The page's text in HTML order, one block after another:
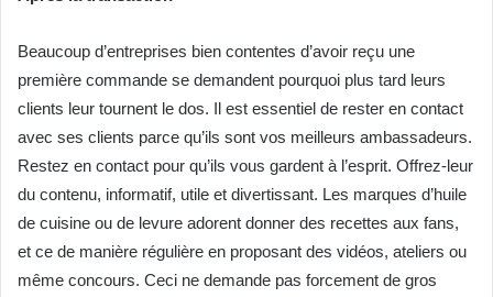
Beaucoup d’entreprises bien contentes d’avoir reçu une
première commande se demandent pourquoi plus tard leurs
clients leur tournent le dos. Il est essentiel de rester en contact
avec ses clients parce qu’ils sont vos meilleurs ambassadeurs.
Restez en contact pour qu’ils vous gardent à l’esprit. Offrez-leur
du contenu, informatif, utile et divertissant. Les marques d’huile
de cuisine ou de levure adorent donner des recettes aux fans,
et ce de manière régulière en proposant des vidéos, ateliers ou
même concours. Ceci ne demande pas forcement de gros